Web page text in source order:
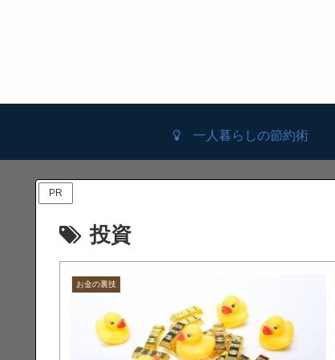
一人暮らしの節約術
PR
投資
お金の裏技